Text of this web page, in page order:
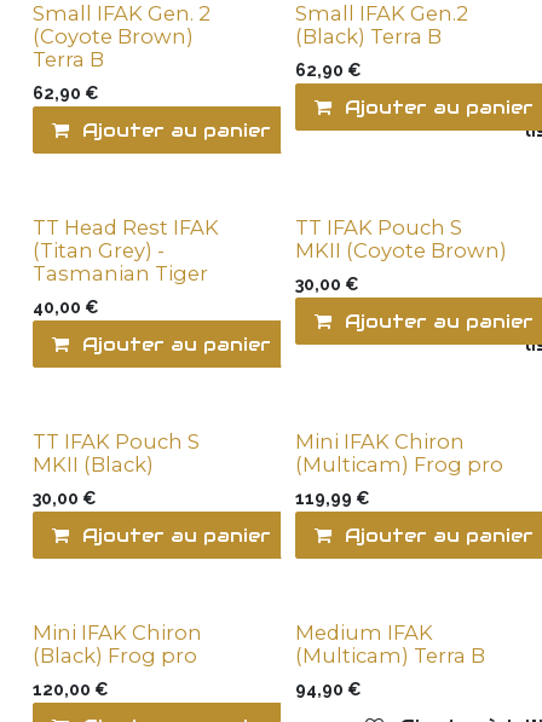
Small IFAK Gen. 2
(Coyote Brown)
Terra B
62,90 €
Ajouter au panier Ajouter à la
Small IFAK Gen.2
(Black) Terra B
62,90 €
Ajouter au panier
TT Head Rest IFAK
(Titan Grey) -
Tasmanian Tiger
40,00 €
Ajouter au panier Ajouter à la
TT IFAK Pouch S
MKII (Coyote Brown)
30,00 €
Ajouter au panier
TT IFAK Pouch S
MKII (Black)
30,00 €
Ajouter au panier Ajouter à la
Mini IFAK Chiron
(Multicam) Frog pro
119,99 €
Ajouter au panier
Mini IFAK Chiron
(Black) Frog pro
120,00 €
Medium IFAK
(Multicam) Terra B
94,90 €